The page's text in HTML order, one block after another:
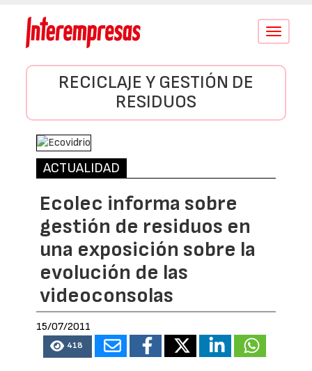
Conmutar
RECICLAJE Y GESTIÓN DE
RESIDUOS
ACTUALIDAD
Ecolec informa sobre
gestión de residuos en
una exposición sobre la
evolución de las
videoconsolas
15/07/2011
418